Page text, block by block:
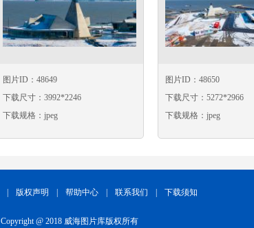
图片ID：48649
下载尺寸：3992*2246
下载规格：jpeg
图片ID：48650
下载尺寸：5272*2966
下载规格：jpeg
版权声明 帮助中心 联系我们 下载须知
Copyright @ 2018 威海图片库版权所有